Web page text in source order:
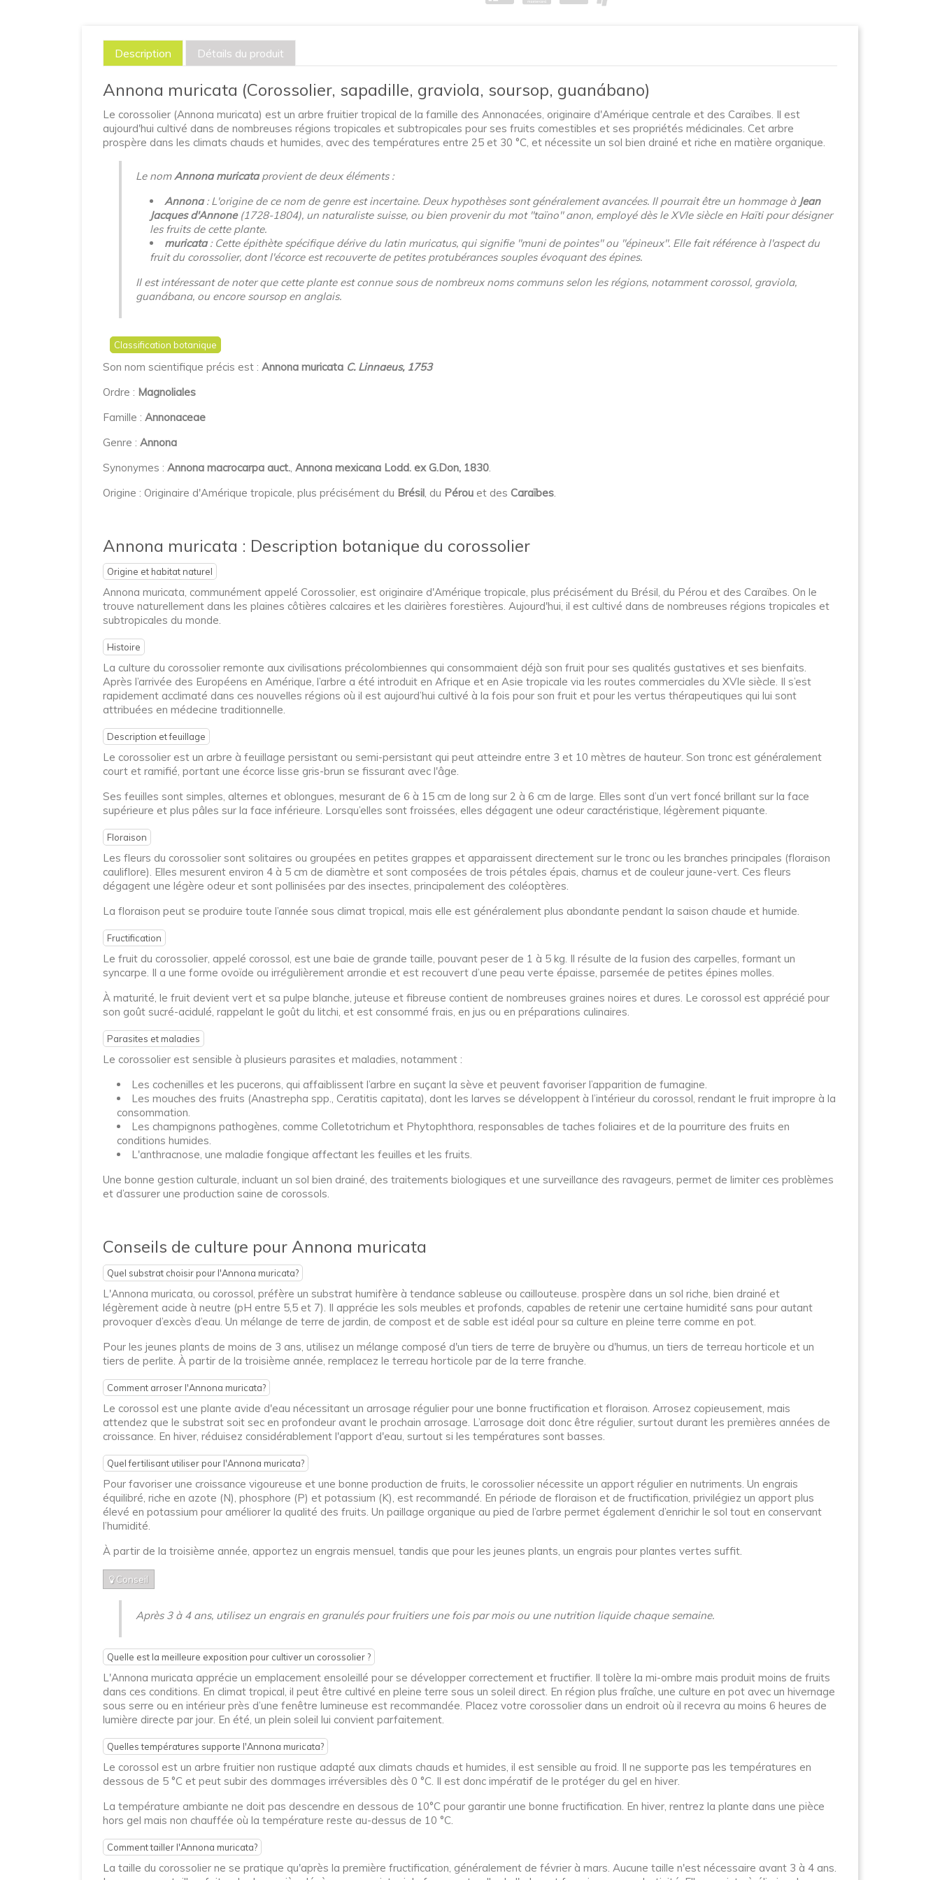
Description Détails du produit
Annona muricata (Corossolier, sapadille, graviola, soursop, guanábano)
Le corossolier (Annona muricata) est un arbre fruitier tropical de la famille des Annonacées, originaire d'Amérique centrale et des Caraïbes. Il est
aujourd'hui cultivé dans de nombreuses régions tropicales et subtropicales pour ses fruits comestibles et ses propriétés médicinales. Cet arbre
prospère dans les climats chauds et humides, avec des températures entre 25 et 30 °C, et nécessite un sol bien drainé et riche en matière organique.
Le nom Annona muricataprovient de deux éléments :
Annona: L'origine de ce nom de genre est incertaine. Deux hypothèses sont généralement avancées. Il pourrait être un hommage à Jean
Jacques d'Annone(1728-1804), un naturaliste suisse, ou bien provenir du mot "taïno"anon, employé dès le XVIe siècle en Haïti pour désigner
les fruits de cette plante.
muricata: Cette épithète spécifique dérive du latin muricatus, qui signifie "muni de pointes" ou "épineux". Elle fait référence à l'aspect du
fruit du corossolier, dont l'écorce est recouverte de petites protubérances souples évoquant des épines.
Il est intéressant de noter que cette plante est connue sous de nombreux noms communs selon les régions, notammentcorossol, graviola,
guanábana, ou encore soursopen anglais.
Classification botanique
Son nom scientifique précis est : Annona muricata C. Linnaeus, 1753
Ordre : Magnoliales
Famille : Annonaceae
Genre : Annona
Synonymes : Annona macrocarpa auct. Annona mexicana Lodd. ex G.Don, 1830
Origine : Originaire d'Amérique tropicale, plus précisément du Brésil , du Pérou et des Caraïbes
Annona muricata : Description botanique du corossolier
Origine et habitat naturel
Annona muricata, communément appelé Corossolier, est originaire d'Amérique tropicale, plus précisément du Brésil, du Pérou et des Caraïbes. On le
trouve naturellement dans les plaines côtières calcaires et les clairières forestières. Aujourd'hui, il est cultivé dans de nombreuses régions tropicales et
subtropicales du monde.
Histoire
La culture du corossolier remonte aux civilisations précolombiennes qui consommaient déjà son fruit pour ses qualités gustatives et ses bienfaits.
Après l’arrivée des Européens en Amérique, l’arbre a été introduit en Afrique et en Asie tropicale via les routes commerciales du XVIe siècle. Il s’est
rapidement acclimaté dans ces nouvelles régions où il est aujourd’hui cultivé à la fois pour son fruit et pour les vertus thérapeutiques qui lui sont
attribuées en médecine traditionnelle.
Description et feuillage
Le corossolier est un arbre à feuillage persistant ou semi-persistant qui peut atteindre entre 3 et 10 mètres de hauteur. Son tronc est généralement
court et ramifié, portant une écorce lisse gris-brun se fissurant avec l'âge.
Ses feuilles sont simples, alternes et oblongues, mesurant de 6 à 15 cm de long sur 2 à 6 cm de large. Elles sont d’un vert foncé brillant sur la face
supérieure et plus pâles sur la face inférieure. Lorsqu’elles sont froissées, elles dégagent une odeur caractéristique, légèrement piquante.
Floraison
Les fleurs du corossolier sont solitaires ou groupées en petites grappes et apparaissent directement sur le tronc ou les branches principales (floraison
cauliflore). Elles mesurent environ 4 à 5 cm de diamètre et sont composées de trois pétales épais, charnus et de couleur jaune-vert. Ces fleurs
dégagent une légère odeur et sont pollinisées par des insectes, principalement des coléoptères.
La floraison peut se produire toute l’année sous climat tropical, mais elle est généralement plus abondante pendant la saison chaude et humide.
Fructification
Le fruit du corossolier, appelé corossol, est une baie de grande taille, pouvant peser de 1 à 5 kg. Il résulte de la fusion des carpelles, formant un
syncarpe. Il a une forme ovoïde ou irrégulièrement arrondie et est recouvert d’une peau verte épaisse, parsemée de petites épines molles.
À maturité, le fruit devient vert et sa pulpe blanche, juteuse et fibreuse contient de nombreuses graines noires et dures. Le corossol est apprécié pour
son goût sucré-acidulé, rappelant le goût du litchi, et est consommé frais, en jus ou en préparations culinaires.
Parasites et maladies
Le corossolier est sensible à plusieurs parasites et maladies, notamment :
Les cochenilles et les pucerons, qui affaiblissent l’arbre en suçant la sève et peuvent favoriser l’apparition de fumagine.
Les mouches des fruits (Anastrepha spp., Ceratitis capitata), dont les larves se développent à l’intérieur du corossol, rendant le fruit impropre à la
consommation.
Les champignons pathogènes, comme Colletotrichum et Phytophthora, responsables de taches foliaires et de la pourriture des fruits en
conditions humides.
L'anthracnose, une maladie fongique affectant les feuilles et les fruits.
Une bonne gestion culturale, incluant un sol bien drainé, des traitements biologiques et une surveillance des ravageurs, permet de limiter ces problèmes
et d’assurer une production saine de corossols.
Conseils de culture pour Annona muricata
Quel substrat choisir pour l'Annona muricata?
L'Annona muricata, ou corossol, préfère un substrat humifère à tendance sableuse ou caillouteuse. prospère dans un sol riche, bien drainé et
légèrement acide à neutre (pH entre 5,5 et 7). Il apprécie les sols meubles et profonds, capables de retenir une certaine humidité sans pour autant
provoquer d’excès d’eau. Un mélange de terre de jardin, de compost et de sable est idéal pour sa culture en pleine terre comme en pot.
Pour les jeunes plants de moins de 3 ans, utilisez un mélange composé d'un tiers de terre de bruyère ou d'humus, un tiers de terreau horticole et un
tiers de perlite. À partir de la troisième année, remplacez le terreau horticole par de la terre franche.
Comment arroser l'Annona muricata?
Le corossol est une plante avide d'eau nécessitant un arrosage régulier pour une bonne fructification et floraison. Arrosez copieusement, mais
attendez que le substrat soit sec en profondeur avant le prochain arrosage. L’arrosage doit donc être régulier, surtout durant les premières années de
croissance. En hiver, réduisez considérablement l'apport d'eau, surtout si les températures sont basses.
Quel fertilisant utiliser pour l'Annona muricata?
Pour favoriser une croissance vigoureuse et une bonne production de fruits, le corossolier nécessite un apport régulier en nutriments. Un engrais
équilibré, riche en azote (N), phosphore (P) et potassium (K), est recommandé. En période de floraison et de fructification, privilégiez un apport plus
élevé en potassium pour améliorer la qualité des fruits. Un paillage organique au pied de l’arbre permet également d’enrichir le sol tout en conservant
l’humidité.
À partir de la troisième année, apportez un engrais mensuel, tandis que pour les jeunes plants, un engrais pour plantes vertes suffit.
Conseil
Après 3 à 4 ans, utilisez un engrais en granulés pour fruitiers une fois par mois ou une nutrition liquide chaque semaine.
Quelle est la meilleure exposition pour cultiver un corossolier ?
L'Annona muricata apprécie un emplacement ensoleillé pour se développer correctement et fructifier. Il tolère la mi-ombre mais produit moins de fruits
dans ces conditions. En climat tropical, il peut être cultivé en pleine terre sous un soleil direct. En région plus fraîche, une culture en pot avec un hivernage
sous serre ou en intérieur près d’une fenêtre lumineuse est recommandée. Placez votre corossolier dans un endroit où il recevra au moins 6 heures de
lumière directe par jour. En été, un plein soleil lui convient parfaitement.
Quelles températures supporte l'Annona muricata?
Le corossol est un arbre fruitier non rustique adapté aux climats chauds et humides, il est sensible au froid. Il ne supporte pas les températures en
dessous de 5 °C et peut subir des dommages irréversibles dès 0 °C. Il est donc impératif de le protéger du gel en hiver.
La température ambiante ne doit pas descendre en dessous de 10°C pour garantir une bonne fructification. En hiver, rentrez la plante dans une pièce
hors gel mais non chauffée où la température reste au-dessus de 10 °C.
Comment tailler l'Annona muricata?
La taille du corossolier ne se pratique qu'après la première fructification, généralement de février à mars. Aucune taille n'est nécessaire avant 3 à 4 ans.